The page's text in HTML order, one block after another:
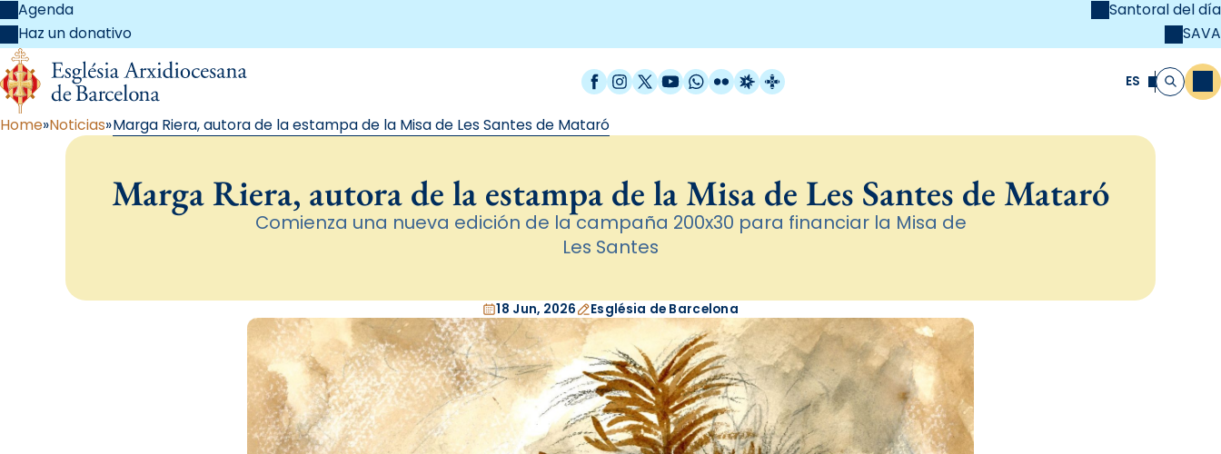
Agenda
Haz un donativo
Santoral del día
SAVA
Facebook
Instagram
X / Twitter
YouTube
WhatsApp
FlickrRadio Estel
Catalunya Cristiana ES Buscar
Home Noticias Marga Riera, autora de la estampa de la Misa de Les Santes de Mataró
Marga Riera, autora de la estampa de la Misa de Les Santes de Mataró
Comienza una nueva edición de la campaña 200x30 para financiar la Misa de
Les Santes
18 Jun, 2026 Església de Barcelona